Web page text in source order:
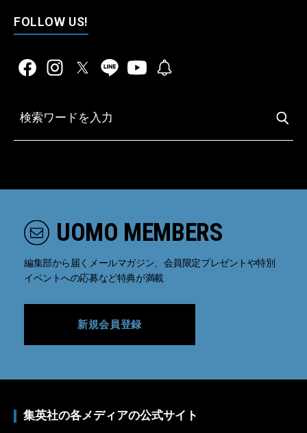
FOLLOW US!
UOMO MEMBERS
編集部から届くメールマガジン、会員限定プレゼントや特別
イベントへの応募など特典が満載
新規会員登録
集英社の各メディアの公式サイト